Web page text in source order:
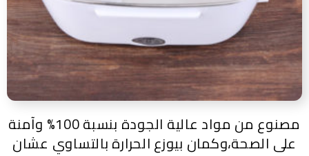
مصنوع من مواد عالية الجودة بنسبة 100% وآمنة
على الصحة،وكمان بيوزع الحرارة بالتساوي عشان